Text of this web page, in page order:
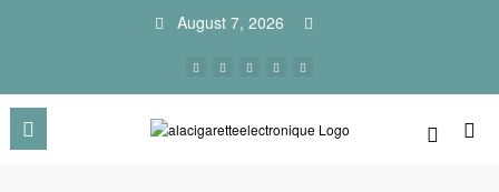
August 7, 2026